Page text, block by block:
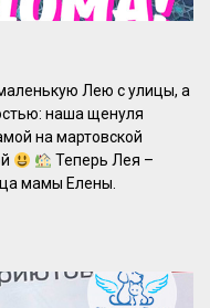
Лею с улицы, а
наша щенуля
на мартовской
Теперь Лея –
мамы Елены.